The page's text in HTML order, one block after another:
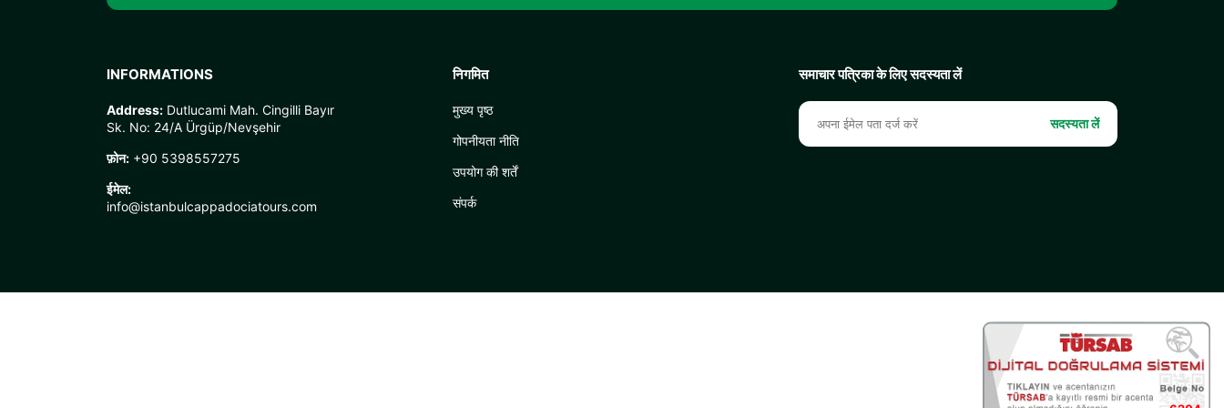
INFORMATIONS
Address: Dutlucami Mah. Cingilli Bayır
Sk. No: 24/A Ürgüp/Nevşehir
फ़ोन: +90 5398557275
ईमेल:
info@istanbulcappadociatours.com
निगमित
मुख्य पृष्ठ
गोपनीयता नीति
उपयोग की शर्तें
संपर्क
समाचार पत्रिका के लिए सदस्यता लें
सदस्यता लें